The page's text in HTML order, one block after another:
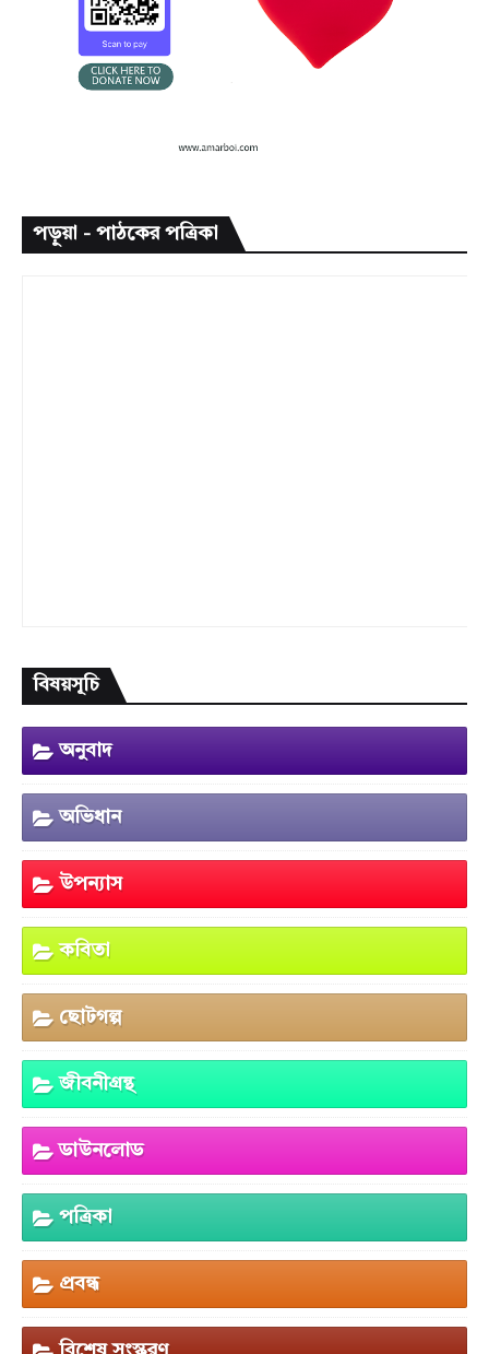
পড়ুয়া - পাঠকের পত্রিকা
বিষয়সূচি
অনুবাদ
অভিধান
উপন্যাস
কবিতা
ছোটগল্প
জীবনীগ্রন্থ
ডাউনলোড
পত্রিকা
প্রবন্ধ